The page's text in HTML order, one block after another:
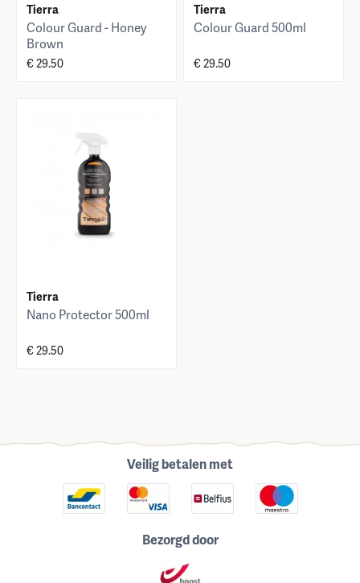
Tierra
Colour Guard - Honey
Brown
€ 29.50
Tierra
Colour Guard 500ml
€ 29.50
Tierra
Nano Protector 500ml
€ 29.50
Veilig betalen met
Bezorgd door